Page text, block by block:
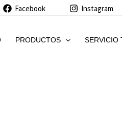
Facebook Instagram
PRODUCTOS SERVICIO